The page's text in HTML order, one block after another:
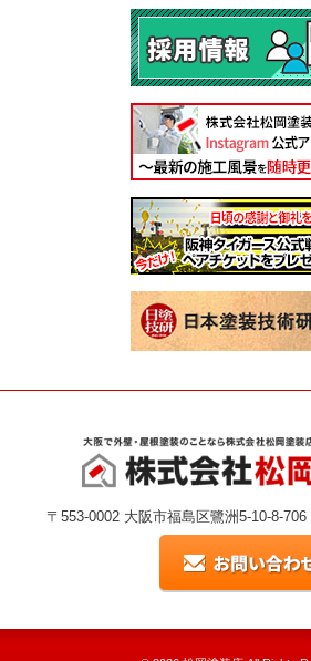
〒553-0002 大阪市福島区鷺洲5-10-8-